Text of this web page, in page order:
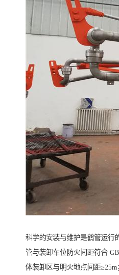
科学的安装与维护是鹤管运行
管与装卸车位防火间距符合
体装卸区与明火地点间距